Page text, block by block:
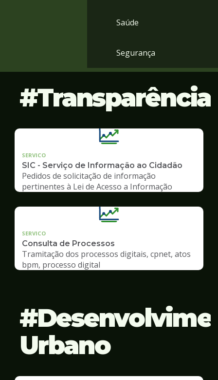
Saúde
Segurança
Transparência
SERVICO
SIC - Serviço de Informação ao Cidadão
Pedidos de solicitação de informação
pertinentes à Lei de Acesso a Informação
SERVICO
Consulta de Processos
Tramitação dos processos digitais, cpnet, atos
bpm, processo digital
Urbano